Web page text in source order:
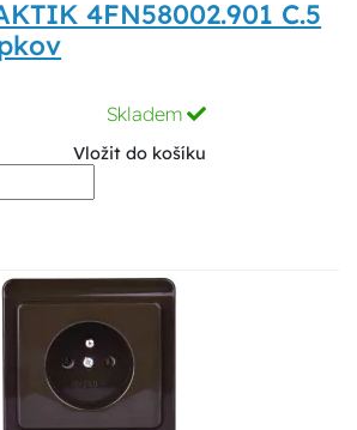
4FN58002.901 C.5
Skladem
Vložit do košíku